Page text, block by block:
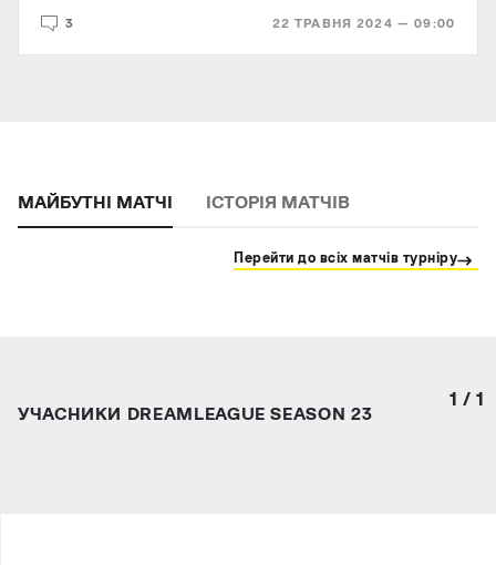
22 ТРАВНЯ 2024 — 09:00
3
МАЙБУТНІ МАТЧІ ІСТОРІЯ МАТЧІВ
Перейти до всіх матчів турніру
УЧАСНИКИ DREAMLEAGUE SEASON 23
1 / 1